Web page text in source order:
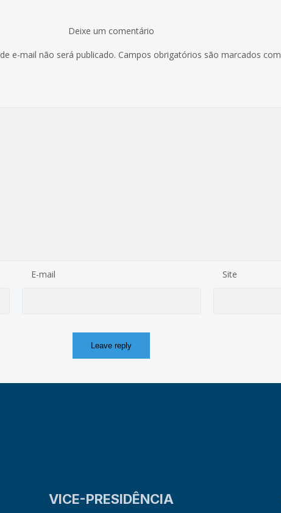
Deixe um comentário
e-mail não será publicado. Campos obrigatórios são marcados com
E-mail Site
VICE-PRESIDÊNCIA